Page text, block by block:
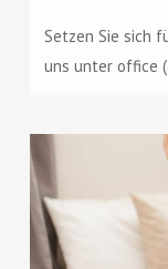
Setzen Sie sich
uns unter office